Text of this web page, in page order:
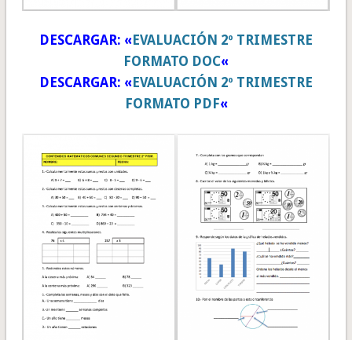
DESCARGAR: « EVALUACIÓN 2º TRIMESTRE
FORMATO DOC«
DESCARGAR: « EVALUACIÓN 2º TRIMESTRE
FORMATO PDF«